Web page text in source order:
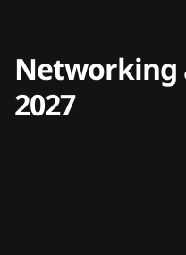
Networking
2027